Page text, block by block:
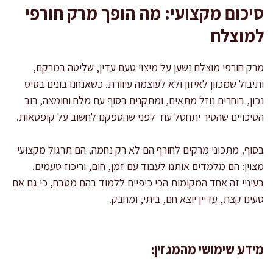
סיכום מקצועי: מה הופך מרק חורפי
למוצלח
מרק חורפי מוצלח נשען על מיצוי טעם עדין, שליטה במרקם,
ותיבול שמכוון לאיזון ולא לעוצמה עיוורת. כשאנחנו בונים בסיס
נכון, בוחרים נוזל מתאים, ומתקנים בסוף עם מלח וחומצה, רוב
הסיכויים שהסיר יתחסל עוד לפני שהספקנו לחשוב על קופסאות.
בסוף, מתכוני מרקים לחורף הם לא רק נחמה, הם תרגול מקצועי
מצוין: הם מלמדים אותנו לעבוד עם זמן, חום, וריכוז טעמים.
בעיניי זה אחד המקומות הכי כיפיים ללמוד בהם מטבח, כי גם אם
טעינו קצת, עדיין יוצא חם, ביתי, ומחבק.
מידע שימושי מהמגזין: